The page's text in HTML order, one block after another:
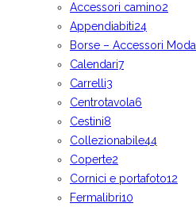
Accessori camino2
Appendiabiti24
Borse – Accessori Moda
Calendari7
Carrelli3
Centrotavola6
Cestini8
Collezionabile44
Coperte2
Cornici e portafoto12
Fermalibri10